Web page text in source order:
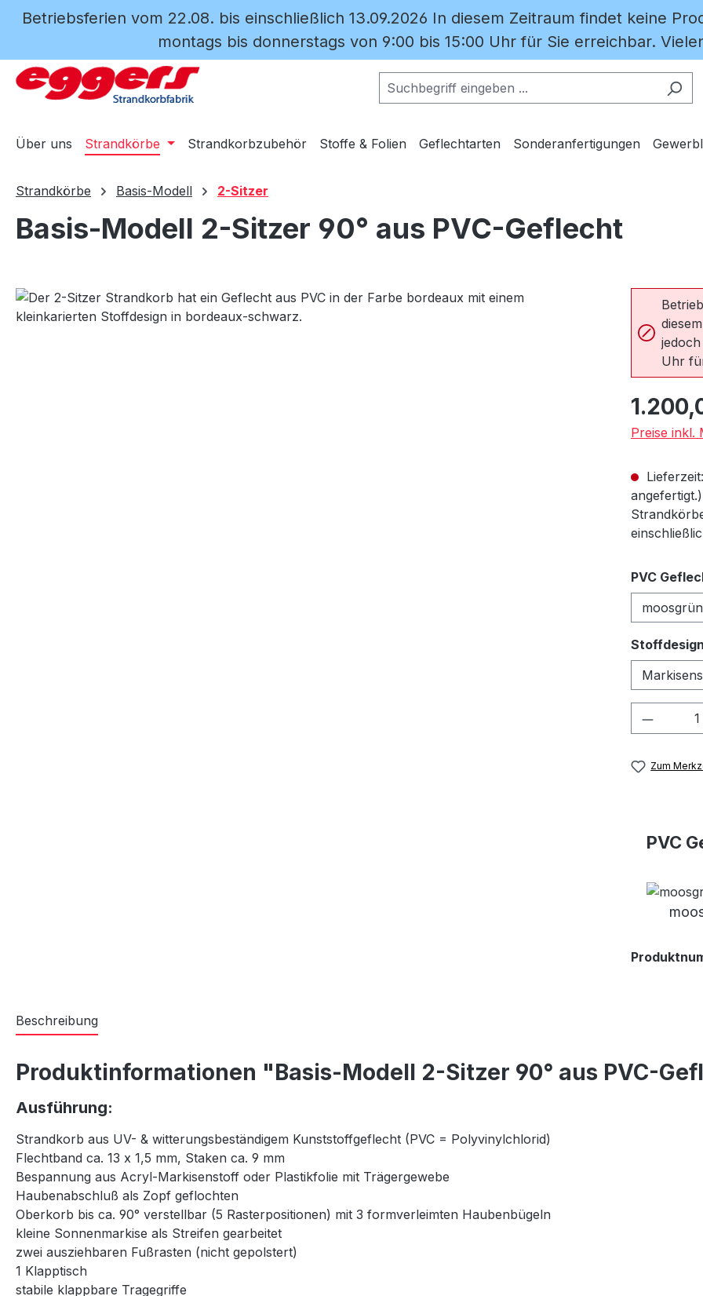
Hauptinhalt springen
Zur Suche springen
Zur Hauptnavigation springen
Betriebsferien vom 22.08. bis einschließlich 13.09.2026 In diesem Zeitraum findet keine
montags bis donnerstags von 9:00 bis 15:00 Uhr für Sie erreichbar.
Über uns Strandkörbe Strandkorbzubehör Stoffe & Folien Geflechtarten Sonderanfertigungen
Strandkörbe Basis-Modell 2-Sitzer
Basis-Modell 2-Sitzer 90° aus PVC-Geflecht
Bildergalerie überspringen
Uhr
Regulärer
Preise inkl.
PVC
Stoffdesign
Zum
PVC
Beschreibung
Produktinformationen "Basis-Modell 2-Sitzer 90° aus PVC-
Ausführung:
Strandkorb aus UV- & witterungsbeständigem Kunststoffgeflecht (PVC = Polyvinylchlorid)
Flechtband ca. 13 x 1,5 mm, Staken ca. 9 mm
Bespannung aus Acryl-Markisenstoff oder Plastikfolie mit Trägergewebe
Haubenabschluß als Zopf geflochten
Oberkorb bis ca. 90° verstellbar (5 Rasterpositionen) mit 3 formverleimten Haubenbügeln
kleine Sonnenmarkise als Streifen gearbeitet
zwei ausziehbaren Fußrasten (nicht gepolstert)
1 Klapptisch
stabile klappbare Tragegriffe